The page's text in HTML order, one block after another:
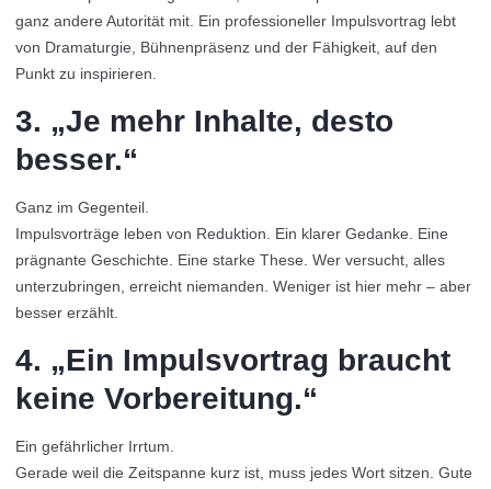
ganz andere Autorität mit. Ein professioneller Impulsvortrag lebt
von Dramaturgie, Bühnenpräsenz und der Fähigkeit, auf den
Punkt zu inspirieren.
3. „Je mehr Inhalte, desto
besser.“
Ganz im Gegenteil.
Impulsvorträge leben von Reduktion. Ein klarer Gedanke. Eine
prägnante Geschichte. Eine starke These. Wer versucht, alles
unterzubringen, erreicht niemanden. Weniger ist hier mehr – aber
besser erzählt.
4. „Ein Impulsvortrag braucht
keine Vorbereitung.“
Ein gefährlicher Irrtum.
Gerade weil die Zeitspanne kurz ist, muss jedes Wort sitzen. Gute